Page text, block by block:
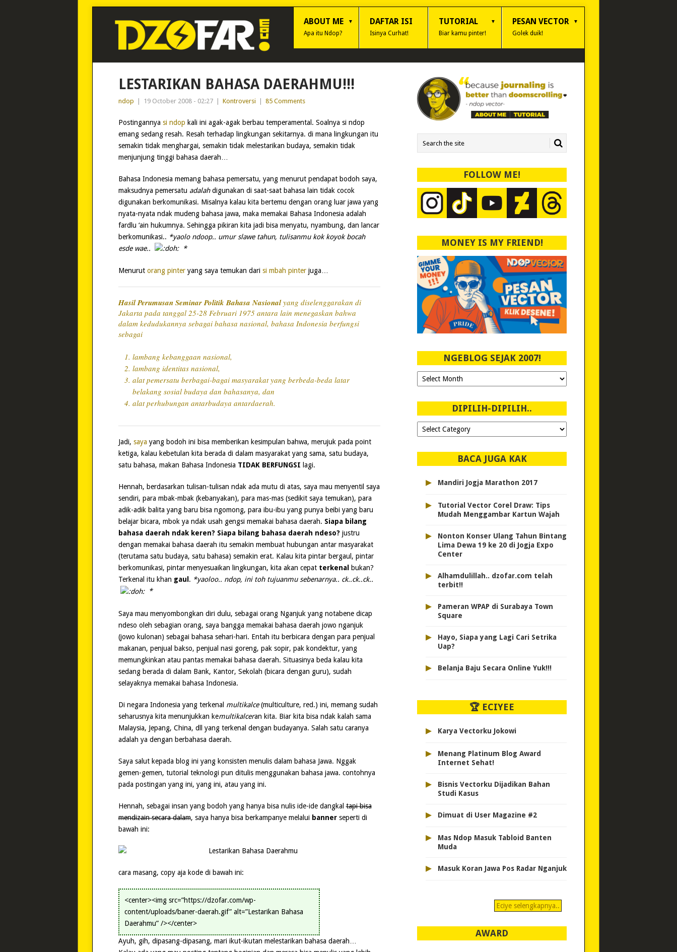
ABOUT ME
Apa itu Ndop?
DAFTAR ISI
Isinya Curhat!
TUTORIAL
Biar kamu pinter!
PESAN VECTOR
Golek duik!
LESTARIKAN BAHASA DAERAHMU!!!
ndop 19 October 2008 - 02:27 Kontroversi 85 Comments
Postingannya si ndop kali ini agak-agak berbau temperamental. Soalnya si ndop
emang sedang resah. Resah terhadap lingkungan sekitarnya. di mana lingkungan itu
semakin tidak menghargai, semakin tidak melestarikan budaya, semakin tidak
menjunjung tinggi bahasa daerah…
Bahasa Indonesia memang bahasa pemersatu, yang menurut pendapat bodoh saya,
maksudnya pemersatu adalahdigunakan di saat-saat bahasa lain tidak cocok
digunakan berkomunikasi. Misalnya kalau kita bertemu dengan orang luar jawa yang
nyata-nyata ndak mudeng bahasa jawa, maka memakai Bahasa Indonesia adalah
fardlu ‘ain hukumnya. Sehingga pikiran kita jadi bisa menyatu, nyambung, dan lancar
berkomunikasi.. *yaolo ndoop.. umur slawe tahun, tulisanmu kok koyok bocah
esde wae..
*
Menurut orang pinteryang saya temukan dari si mbah pinterjuga…
Hasil Perumusan Seminar Politik Bahasa Nasionalyang diselenggarakan di
Jakarta pada tanggal 25-28 Februari 1975 antara lain menegaskan bahwa
dalam kedudukannya sebagai bahasa nasional, bahasa Indonesia berfungsi
sebagai
lambang kebanggaan nasional,
lambang identitas nasional,
alat pemersatu berbagai-bagai masyarakat yang berbeda-beda latar
belakang sosial budaya dan bahasanya, dan
alat perhubungan antarbudaya antardaerah.
Jadi, saya yang bodoh ini bisa memberikan kesimpulan bahwa, merujuk pada point
ketiga, kalau kebetulan kita berada di dalam masyarakat yang sama, satu budaya,
satu bahasa, makan Bahasa Indonesia TIDAK BERFUNGSI lagi.
Hennah, berdasarkan tulisan-tulisan ndak ada mutu di atas, saya mau menyentil saya
sendiri, para mbak-mbak (kebanyakan), para mas-mas (sedikit saya temukan), para
adik-adik balita yang baru bisa ngomong, para ibu-ibu yang punya beibi yang baru
belajar bicara, mbok ya ndak usah gengsi memakai bahasa daerah. Siapa bilang
bahasa daerah ndak keren? Siapa bilang bahasa daerah ndeso? justru
dengan memakai bahasa daerah itu semakin membuat hubungan antar masyarakat
(terutama satu budaya, satu bahasa) semakin erat. Kalau kita pintar bergaul, pintar
berkomunikasi, pintar menyesuaikan lingkungan, kita akan cepat terkenal bukan?
Terkenal itu khan gaul . *yaoloo.. ndop, ini toh tujuanmu sebenarnya.. ck..ck..ck..
*
Saya mau menyombongkan diri dulu, sebagai orang Nganjuk yang notabene dicap
ndeso oleh sebagian orang, saya bangga memakai bahasa daerah jowo nganjuk
(jowo kulonan) sebagai bahasa sehari-hari. Entah itu berbicara dengan para penjual
makanan, penjual bakso, penjual nasi goreng, pak sopir, pak kondektur, yang
memungkinkan atau pantas memakai bahasa daerah. Situasinya beda kalau kita
sedang berada di dalam Bank, Kantor, Sekolah (bicara dengan guru), sudah
selayaknya memakai bahasa Indonesia.
Di negara Indonesia yang terkenal multikalce(multiculture, red.) ini, memang sudah
seharusnya kita menunjukkan kemultikalceran kita. Biar kita bisa ndak kalah sama
Malaysia, Jepang, China, dll yang terkenal dengan budayanya. Salah satu caranya
adalah ya dengan berbahasa daerah.
Saya salut kepada blog ini yang konsisten menulis dalam bahasa Jawa. Nggak
gemen-gemen, tutorial teknologi pun ditulis menggunakan bahasa jawa. contohnya
pada postingan yang ini, yang ini, atau yang ini.
Hennah, sebagai insan yang bodoh yang hanya bisa nulis ide-ide dangkaltapi bisa
mendizain secara dalam, saya hanya bisa berkampanye melalui bannerseperti di
bawah ini:
cara masang, copy aja kode di bawah ini:
<center><img src=”https://dzofar.com/wp-
content/uploads/baner-daerah.gif” alt=”Lestarikan Bahasa
Daerahmu” /></center>
Ayuh, gih, dipasang-dipasang, mari ikut-ikutan melestarikan bahasa daerah…
FOLLOW ME!
MONEY IS MY FRIEND!
NGEBLOG SEJAK 2007!
Ngeblog
Sejak
DIPILIH-DIPILIH..
Dipilih-
dipilih..
BACA JUGA KAK
▸ Mandiri Jogja Marathon 2017
▸
Tutorial Vector Corel Draw: Tips
Mudah Menggambar Kartun Wajah
▸
Nonton Konser Ulang Tahun Bintang
Lima Dewa 19 ke 20 di Jogja Expo
Center
▸
Alhamdulillah.. dzofar.com telah
terbit!!
▸
Pameran WPAP di Surabaya Town
Square
▸
Hayo, Siapa yang Lagi Cari Setrika
Uap?
▸ Belanja Baju Secara Online Yuk!!!
🏆 ECIYEE
▸ Karya Vectorku Jokowi
▸
Menang Platinum Blog Award
Internet Sehat!
▸
Bisnis Vectorku Dijadikan Bahan
Studi Kasus
▸ Dimuat di User Magazine #2
▸
Mas Ndop Masuk Tabloid Banten
Muda
▸ Masuk Koran Jawa Pos Radar Nganjuk
Eciye selengkapnya..
AWARD